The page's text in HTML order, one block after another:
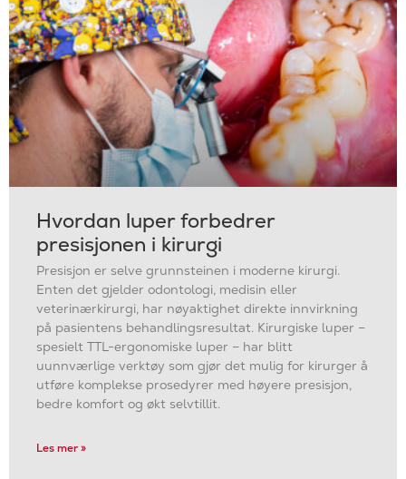
Hvordan luper forbedrer
presisjonen i kirurgi
Presisjon er selve grunnsteinen i moderne kirurgi.
Enten det gjelder odontologi, medisin eller
veterinærkirurgi, har nøyaktighet direkte innvirkning
på pasientens behandlingsresultat. Kirurgiske luper –
spesielt TTL-ergonomiske luper – har blitt
uunnværlige verktøy som gjør det mulig for kirurger å
utføre komplekse prosedyrer med høyere presisjon,
bedre komfort og økt selvtillit.
Les mer »